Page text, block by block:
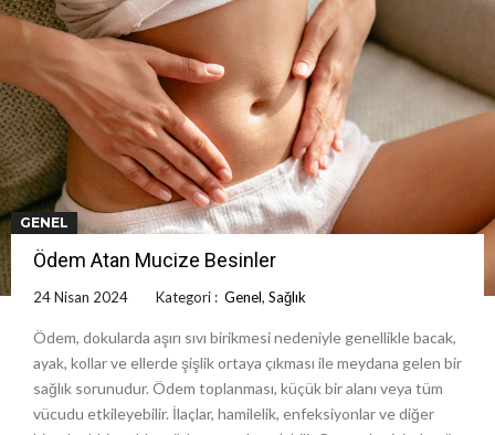
GENEL
Ödem Atan Mucize Besinler
24 Nisan 2024 Kategori : Genel, Sağlık
Ödem, dokularda aşırı sıvı birikmesi nedeniyle genellikle bacak,
ayak, kollar ve ellerde şişlik ortaya çıkması ile meydana gelen bir
sağlık sorunudur. Ödem toplanması, küçük bir alanı veya tüm
vücudu etkileyebilir. İlaçlar, hamilelik, enfeksiyonlar ve diğer